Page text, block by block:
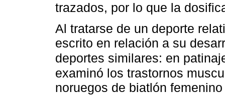
trazados, por lo que la
Al tratarse de un deporte
escrito en relación a su
deportes similares: en
examinó los trastornos
noruegos de biatlón